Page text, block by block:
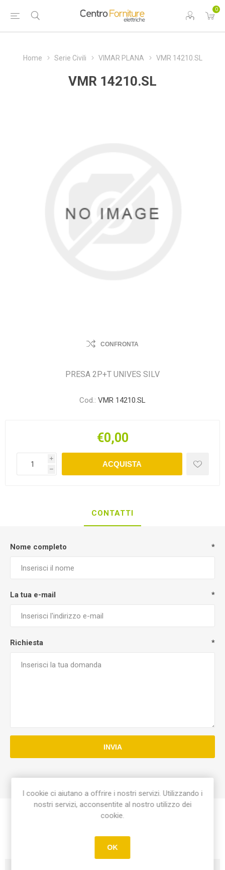
0
Home Serie Civili VIMAR PLANA VMR 14210.SL
VMR 14210.SL
CONFRONTA
PRESA 2P+T UNIVES SILV
Cod.: VMR 14210.SL
€0,00
i
h
ACQUISTA
CONTATTI
Nome completo *
La tua e-mail *
Richiesta *
INVIA
I cookie ci aiutano a offrire i nostri servizi. Utilizzando i
nostri servizi, acconsentite al nostro utilizzo dei
cookie.
OK